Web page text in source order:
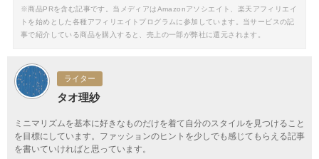
※商品PRを含む記事です。当メディアはAmazonアソシエイト、楽天アフィリエイ
トを始めとした各種アフィリエイトプログラムに参加しています。当サービスの記
事で紹介している商品を購入すると、売上の一部が弊社に還元されます。
ライター
タオ理紗
ミニマリズムを基本に好きなものだけを着て自分のスタイルを見つけること
を目標にしています。ファッションのヒントを少しでも感じてもらえる記事
を書いていければと思っています。